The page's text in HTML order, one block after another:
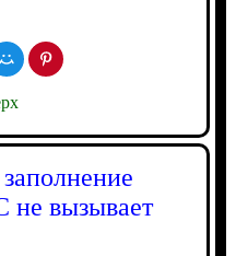
не вызывает